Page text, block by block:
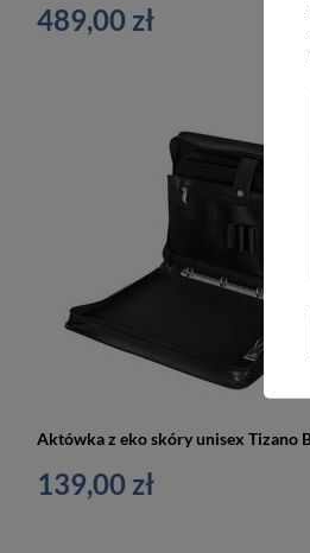
489,00 zł
139,00 zł